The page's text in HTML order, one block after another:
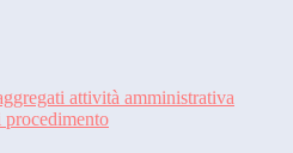
attività amministrativa